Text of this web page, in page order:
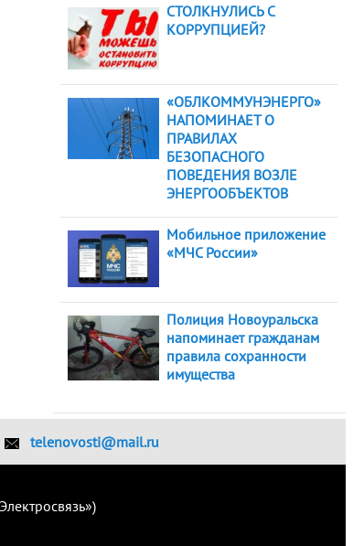
СТОЛКНУЛИСЬ С
КОРРУПЦИЕЙ?
«ОБЛКОММУНЭНЕРГО»
НАПОМИНАЕТ О
ПРАВИЛАХ
БЕЗОПАСНОГО
ПОВЕДЕНИЯ ВОЗЛЕ
ЭНЕРГООБЪЕКТОВ
Мобильное приложение
«МЧС России»
Полиция Новоуральска
напоминает гражданам
правила сохранности
имущества
telenovosti@mail.ru